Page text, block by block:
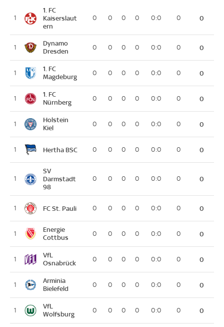
1
1. FC
Kaiserslaut
ern
0 0 0 0 0:0 0 0
1
Dynamo
Dresden
0 0 0 0 0:0 0 0
1
1. FC
Magdeburg
0 0 0 0 0:0 0 0
1
1. FC
Nürnberg
0 0 0 0 0:0 0 0
1
Holstein
Kiel
0 0 0 0 0:0 0 0
1 Hertha BSC 0 0 0 0 0:0 0 0
1
SV
Darmstadt
98
0 0 0 0 0:0 0 0
1 FC St. Pauli 0 0 0 0 0:0 0 0
1
Energie
Cottbus
0 0 0 0 0:0 0 0
1
VfL
Osnabrück
0 0 0 0 0:0 0 0
1
Arminia
Bielefeld
0 0 0 0 0:0 0 0
1
VfL
Wolfsburg
0 0 0 0 0:0 0 0